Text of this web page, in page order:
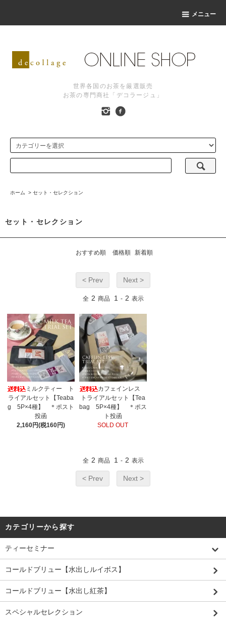
メニュー
世界各国のお茶を厳選販売
お茶の専門商社「デコラージュ」
ホーム > セット・セレクション
セット・セレクション
おすすめ順 価格順 新着順
< Prev Next >
全 2 商品 1 - 2 表示
ミルクティー ト
ライアルセット【Teaba
g 5P×4種】 ＊ポスト
投函
2,160円(税160円)
カフェインレス
トライアルセット【Tea
bag 5P×4種】 ＊ポス
ト投函
SOLD OUT
全 2 商品 1 - 2 表示
< Prev Next >
カテゴリーから探す
ティーセミナー
コールドブリュー【水出しルイボス】
コールドブリュー【水出し紅茶】
スペシャルセレクション